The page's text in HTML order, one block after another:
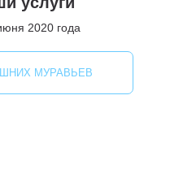
2020 года
МУРАВЬЕВ